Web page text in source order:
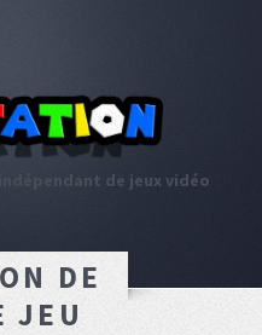
de jeux vidéo
DE
JEU